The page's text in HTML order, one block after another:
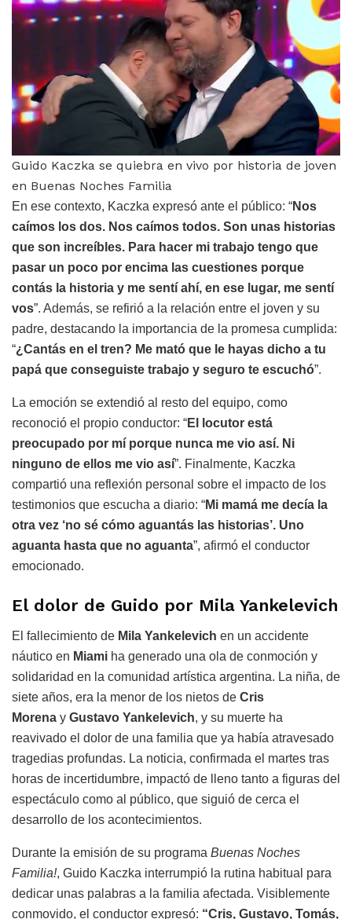
Guido Kaczka se quiebra en vivo por historia de joven
en Buenas Noches Familia
En ese contexto, Kaczka expresó ante el público: “Nos
caímos los dos. Nos caímos todos. Son unas historias
que son increíbles. Para hacer mi trabajo tengo que
pasar un poco por encima las cuestiones porque
contás la historia y me sentí ahí, en ese lugar, me sentí
vos”. Además, se refirió a la relación entre el joven y su
padre, destacando la importancia de la promesa cumplida:
“¿Cantás en el tren? Me mató que le hayas dicho a tu
papá que conseguiste trabajo y seguro te escuchó”.
La emoción se extendió al resto del equipo, como
reconoció el propio conductor: “El locutor está
preocupado por mí porque nunca me vio así. Ni
ninguno de ellos me vio así”. Finalmente, Kaczka
compartió una reflexión personal sobre el impacto de los
testimonios que escucha a diario: “Mi mamá me decía la
otra vez ‘no sé cómo aguantás las historias’. Uno
aguanta hasta que no aguanta”, afirmó el conductor
emocionado.
El dolor de Guido por Mila Yankelevich
El fallecimiento de Mila Yankelevich en un accidente
náutico en Miami ha generado una ola de conmoción y
solidaridad en la comunidad artística argentina. La niña, de
siete años, era la menor de los nietos de Cris
Morena y Gustavo Yankelevich, y su muerte ha
reavivado el dolor de una familia que ya había atravesado
tragedias profundas. La noticia, confirmada el martes tras
horas de incertidumbre, impactó de lleno tanto a figuras del
espectáculo como al público, que siguió de cerca el
desarrollo de los acontecimientos.
Durante la emisión de su programa Buenas Noches
Familia!, Guido Kaczka interrumpió la rutina habitual para
dedicar unas palabras a la familia afectada. Visiblemente
conmovido, el conductor expresó: “Cris, Gustavo, Tomás,